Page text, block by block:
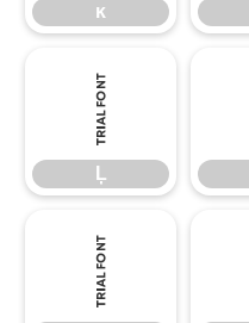
ĸ
Ļ
Ļ
ľ